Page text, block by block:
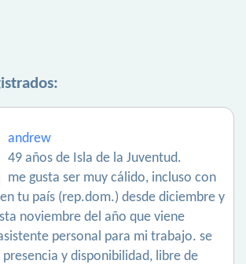
andrew
49 años de Isla de la Juventud.
me gusta ser muy cálido, incluso con
tu país (rep.dom.) desde diciembre y
noviembre del año que viene
personal para mi trabajo. se
y disponibilidad, libre de